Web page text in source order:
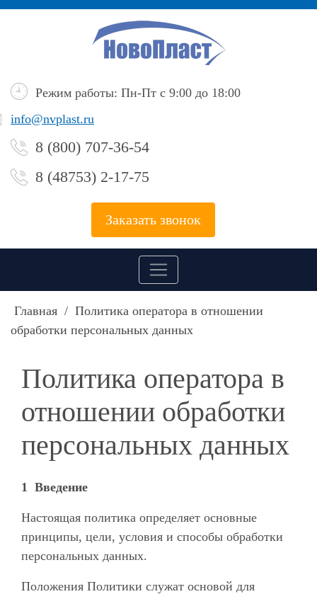
Режим работы: Пн-Пт с 9:00 до 18:00
info@nvplast.ru
8 (800) 707-36-54
8 (48753) 2-17-75
Заказать звонок
Главная / Политика оператора в отношении
обработки персональных данных
Политика оператора в
отношении обработки
персональных данных
1 Введение
Настоящая политика определяет основные
принципы, цели, условия и способы обработки
персональных данных.
Положения Политики служат основой для